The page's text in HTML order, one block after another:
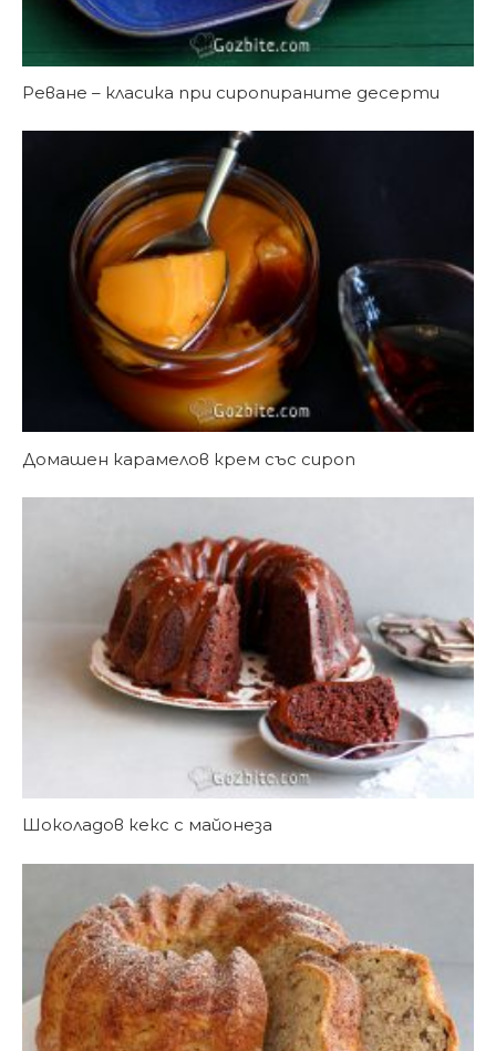
Реване – класика при сиропираните десерти
Домашен карамелов крем със сироп
Шоколадов кекс с майонеза